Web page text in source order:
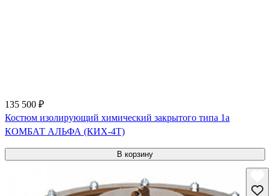
135 500 ₽
Костюм изолирующий химический закрытого типа 1a
КОМБАТ АЛЬФА (КИХ-4Т)
В корзину